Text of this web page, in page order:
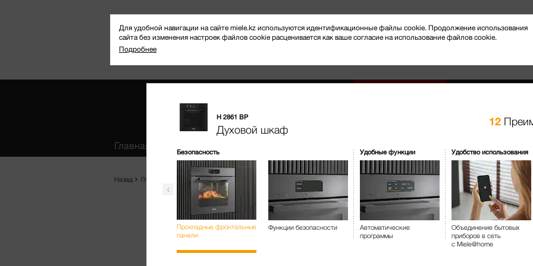
Для удобной навигации на сайте miele.kz используются идентификационные файлы cookie. Продолжение использования
сайта без изменения настроек файлов cookie расценивается как ваше согласие на использование файлов cookie.
Подробнее
Назад Главная Продукты Выпекание и приготовление на пару Духовые шкафы с СВЧ
H 2861 BP
Духовой шкаф комбинир.
пиролизом и
Избранное
Главная
H 2861 BP
Духовой шкаф
12
Безопасность
Прохладные фронтальные
панели
Функции безопасности
Удобные функции
Автоматические
программы
Удобство использования
Объединение бытовых
приборов в сеть
с Miele@home